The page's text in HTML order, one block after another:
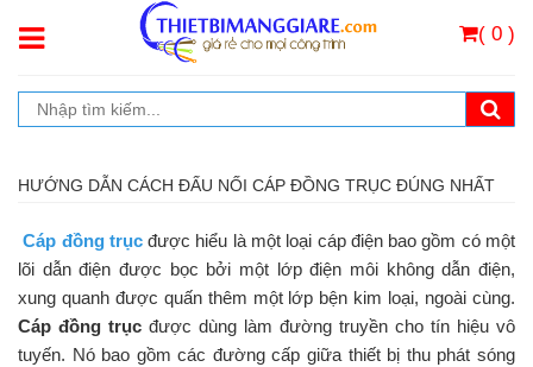
( 0 )
HƯỚNG DẪN CÁCH ĐẤU NỐI CÁP ĐỒNG TRỤC ĐÚNG NHẤT
Cáp đồng trụcđược hiểu là một loại cáp điện bao gồm có một
lõi dẫn điện được bọc bởi một lớp điện môi không dẫn điện,
xung quanh được quấn thêm một lớp bện kim loại, ngoài cùng.
Cáp đồng trục được dùng làm đường truyền cho tín hiệu vô
tuyến. Nó bao gồm các đường cấp giữa thiết bị thu phát sóng